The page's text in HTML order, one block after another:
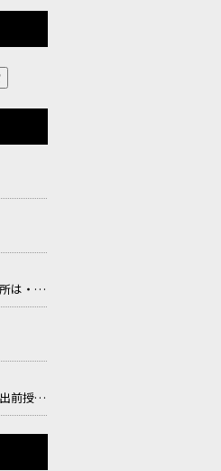
社員研修旅行！ 今年の場所は・・・
横浜市立いずみ野小学校で出前授業！！！